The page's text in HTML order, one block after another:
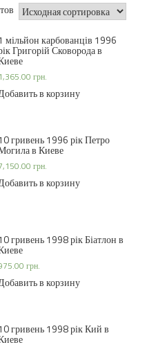
мільйон карбованців 1996
Григорій Сковорода в
1,365.00 грн.
в корзину
гривень 1996 рік Петро
в Киеве
грн.
в корзину
гривень 1998 рік Біатлон в
грн.
в корзину
гривень 1998 рік Кий в